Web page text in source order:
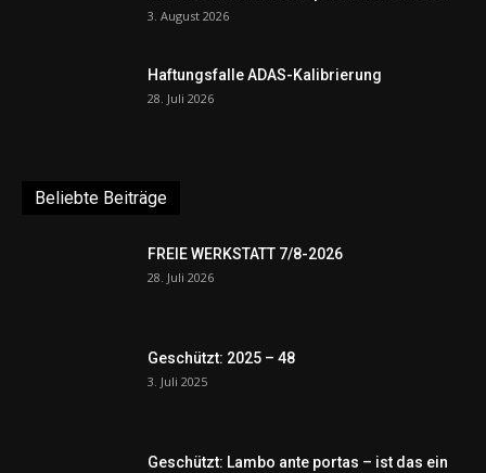
3. August 2026
Haftungsfalle ADAS-Kalibrierung
28. Juli 2026
Beliebte Beiträge
FREIE WERKSTATT 7/8-2026
28. Juli 2026
Geschützt: 2025 – 48
3. Juli 2025
Geschützt: Lambo ante portas – ist das ein